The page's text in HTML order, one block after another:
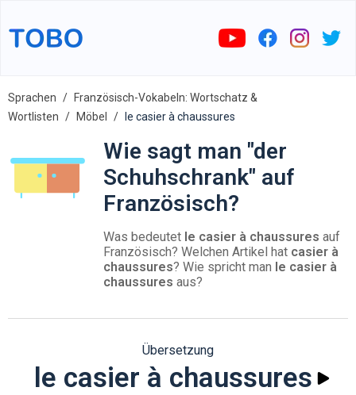
Sprachen
Französisch-Vokabeln: Wortschatz &
Wortlisten
Möbel le casier à chaussures
Wie sagt man "der
Schuhschrank" auf
Französisch?
Was bedeutet le casier à chaussures auf
Französisch? Welchen Artikel hat casier à
chaussures? Wie spricht man le casier à
chaussures aus?
Übersetzung
le casier à chaussures